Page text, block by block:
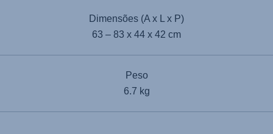
Dimensões (A x L x P)
63 – 83 x 44 x 42 cm
Peso
6.7 kg